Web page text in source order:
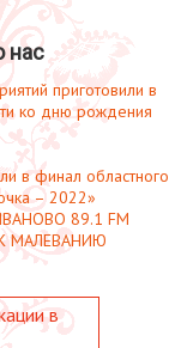
приготовили в
ко дню рождения
в финал областного
– 2022»
89.1 FM
МАЛЕВАНИЮ
в